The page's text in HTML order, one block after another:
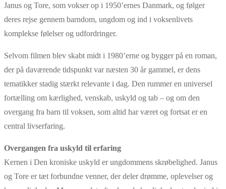
Janus og Tore, som vokser op i 1950’ernes Danmark, og følger
deres rejse gennem barndom, ungdom og ind i voksenlivets
komplekse følelser og udfordringer.
Selvom filmen blev skabt midt i 1980’erne og bygger på en roman,
der på daværende tidspunkt var næsten 30 år gammel, er dens
tematikker stadig stærkt relevante i dag. Den rummer en universel
fortælling om kærlighed, venskab, uskyld og tab – og om den
overgang fra barn til voksen, som altid har været og fortsat er en
central livserfaring.
Overgangen fra uskyld til erfaring
Kernen i Den kroniske uskyld er ungdommens skrøbelighed. Janus
og Tore er tæt forbundne venner, der deler drømme, oplevelser og